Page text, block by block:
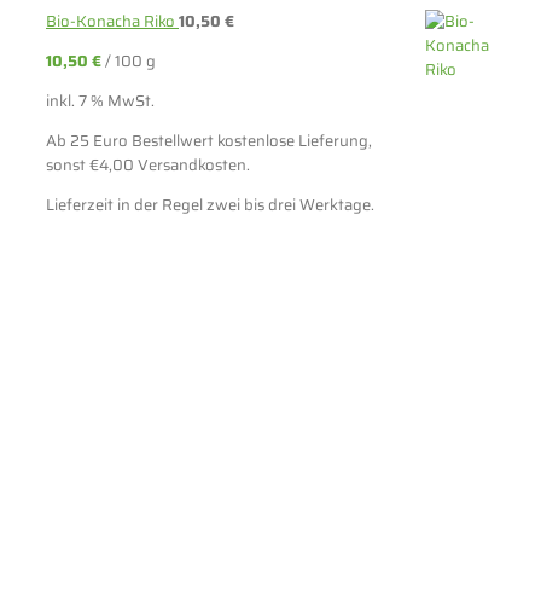
Bio-Konacha Riko10,50€
10,50€/100 g
inkl. 7 % MwSt.
Ab 25 Euro Bestellwert kostenlose Lieferung,
sonst €4,00 Versandkosten.
Lieferzeit in der Regel zwei bis drei Werktage.